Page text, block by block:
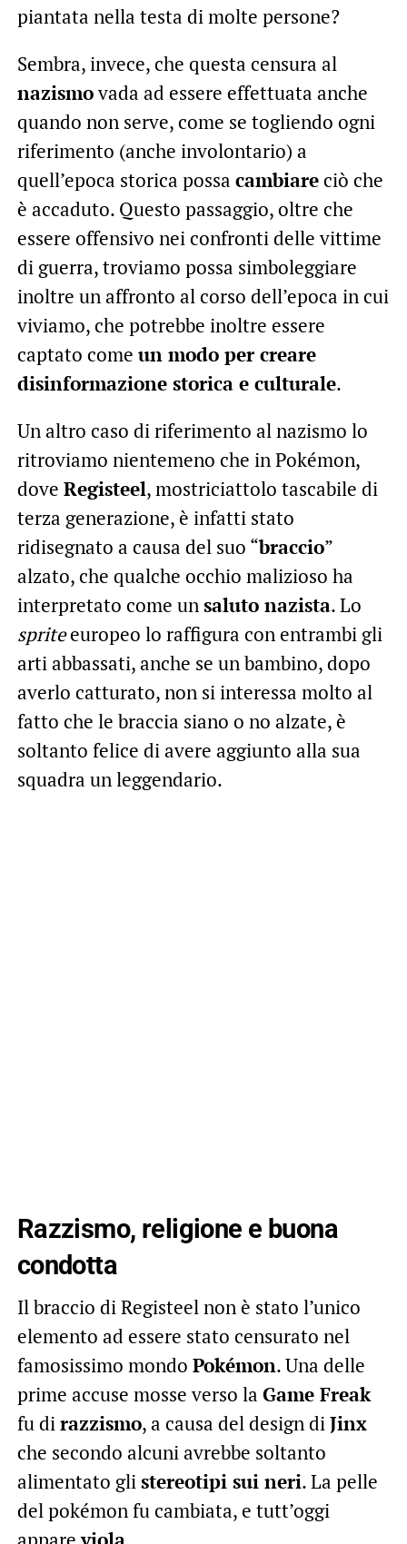
piantata nella testa di molte persone?
Sembra, invece, che questa censura al
nazismovada ad essere effettuata anche
quando non serve, come se togliendo ogni
riferimento (anche involontario) a
quell’epoca storica possa cambiareciò che
è accaduto. Questo passaggio, oltre che
essere offensivo nei confronti delle vittime
di guerra, troviamo possa simboleggiare
inoltre un affronto al corso dell’epoca in cui
viviamo, che potrebbe inoltre essere
captato come un modo per creare
disinformazione storica e culturale.
Un altro caso di riferimento al nazismo lo
ritroviamo nientemeno che in Pokémon,
dove Registeel, mostriciattolo tascabile di
terza generazione, è infatti stato
ridisegnato a causa del suo “braccio”
alzato, che qualche occhio malizioso ha
interpretato come unsaluto nazista. Lo
spriteeuropeo lo raffigura con entrambi gli
arti abbassati, anche se un bambino, dopo
averlo catturato, non si interessa molto al
fatto che le braccia siano o no alzate, è
soltanto felice di avere aggiunto alla sua
squadra un leggendario.
Razzismo, religione e buona
condotta
Il braccio di Registeel non è stato l’unico
elemento ad essere stato censurato nel
famosissimo mondo Pokémon. Una delle
prime accuse mosse verso la Game Freak
fu dirazzismo, a causa del design diJinx
che secondo alcuni avrebbe soltanto
alimentato glistereotipi sui neri. La pelle
del pokémon fu cambiata, e tutt’oggi